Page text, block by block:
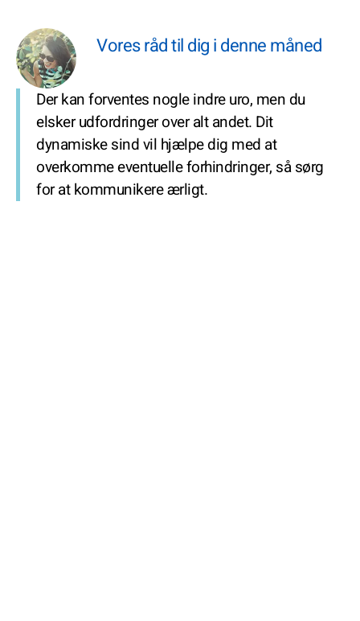
Vores råd til dig i denne måned
Der kan forventes nogle indre uro, men du
elsker udfordringer over alt andet. Dit
dynamiske sind vil hjælpe dig med at
overkomme eventuelle forhindringer, så sørg
for at kommunikere ærligt.